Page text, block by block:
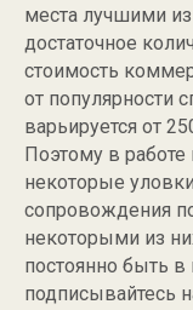
места лучшими
достаточное
стоимость
от популярности
варьируется от
Поэтому в
некоторые
сопровождения
некоторыми из
постоянно быть в
подписывайтесь